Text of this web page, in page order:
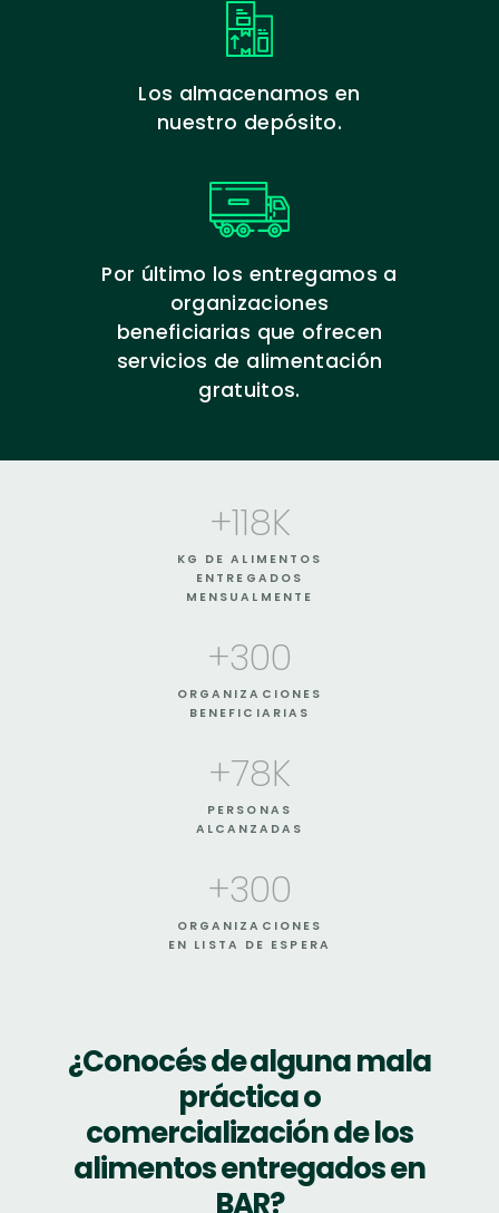
Los almacenamos en
nuestro depósito.
Por último los entregamos a
organizaciones
beneficiarias que ofrecen
servicios de alimentación
gratuitos.
+118K
KG DE ALIMENTOS
ENTREGADOS
MENSUALMENTE
+300
ORGANIZACIONES
BENEFICIARIAS
+78K
PERSONAS
ALCANZADAS
+300
ORGANIZACIONES
EN LISTA DE ESPERA
¿Conocés de alguna mala
práctica o
comercialización de los
alimentos entregados en
BAR?